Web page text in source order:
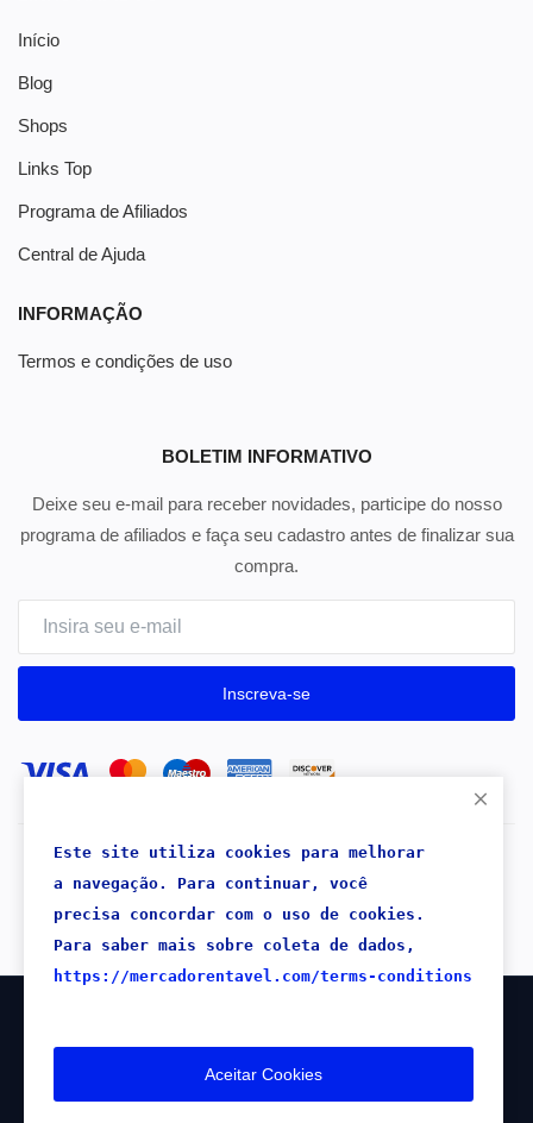
Início
Blog
Shops
Links Top
Programa de Afiliados
Central de Ajuda
INFORMAÇÃO
Termos e condições de uso
BOLETIM INFORMATIVO
Deixe seu e-mail para receber novidades, participe do nosso
programa de afiliados e faça seu cadastro antes de finalizar sua
compra.
Inscreva-se
Copyright 2026® Mercado Rentável - Todos os direitos
1.250REGISTRADAS
Este site utiliza cookies para melhorar
a navegação. Para continuar, você
precisa concordar com o uso de cookies.
Para saber mais sobre coleta de dados,
https://mercadorentavel.com/terms-conditions
Aceitar Cookies